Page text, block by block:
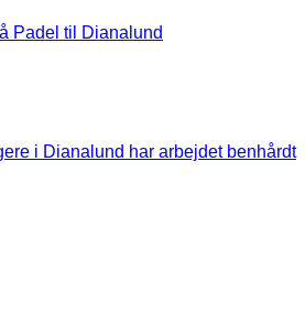
i Dianalund har arbejdet benhårdt